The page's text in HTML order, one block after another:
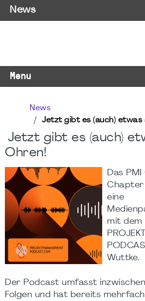
Menu
News
Jetzt gibt es (auch) etwas
Jetzt gibt es (auch)
Ohren!
Das
Chapter
eine
mit dem
Wuttke.
Der Podcast umfasst
Folgen und hat bereits
News